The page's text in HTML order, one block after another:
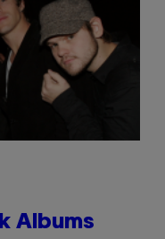
Albums